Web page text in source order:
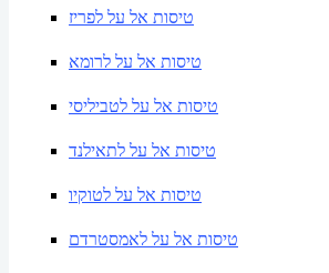
טיסות אל על לפריז
טיסות אל על לרומא
טיסות אל על לטביליסי
טיסות אל על לתאילנד
טיסות אל על לטוקיו
טיסות אל על לאמסטרדם